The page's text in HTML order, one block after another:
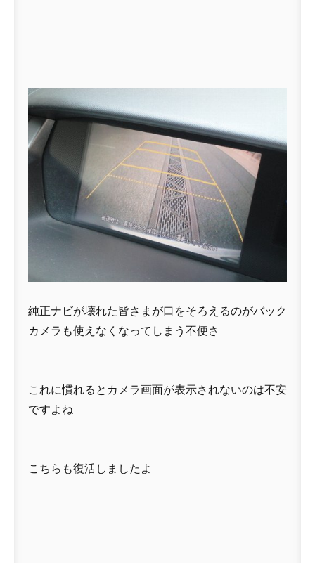
純正ナビが壊れた皆さまが口をそろえるのがバック
カメラも使えなくなってしまう不便さ
これに慣れるとカメラ画面が表示されないのは不安
ですよね
こちらも復活しましたよ